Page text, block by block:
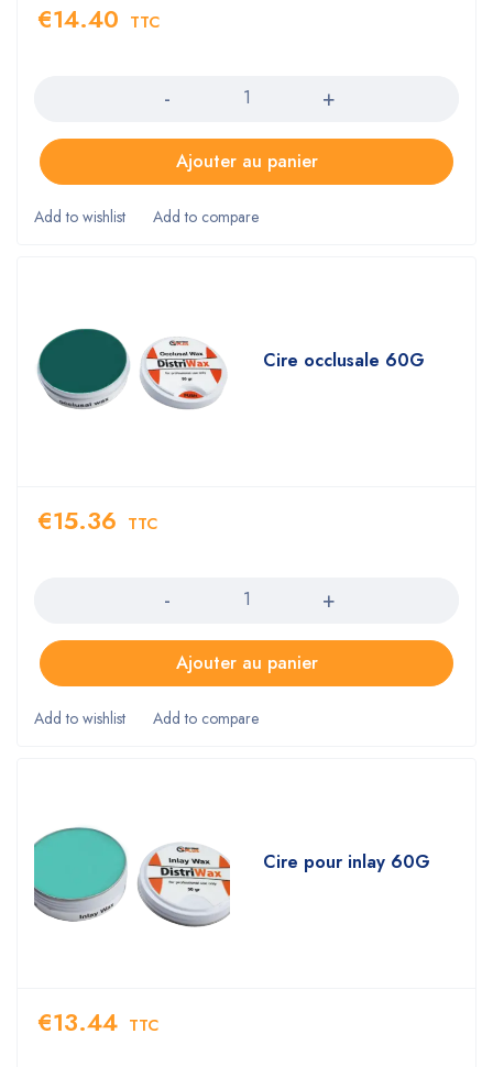
€14.40 TTC
Ajouter au panier
Cire occlusale 60G
€15.36 TTC
Ajouter au panier
Cire pour inlay 60G
€13.44 TTC